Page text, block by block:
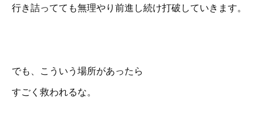
行き詰ってても無理やり前進し続け打破していきます。
でも、こういう場所があったら
すごく救われるな。